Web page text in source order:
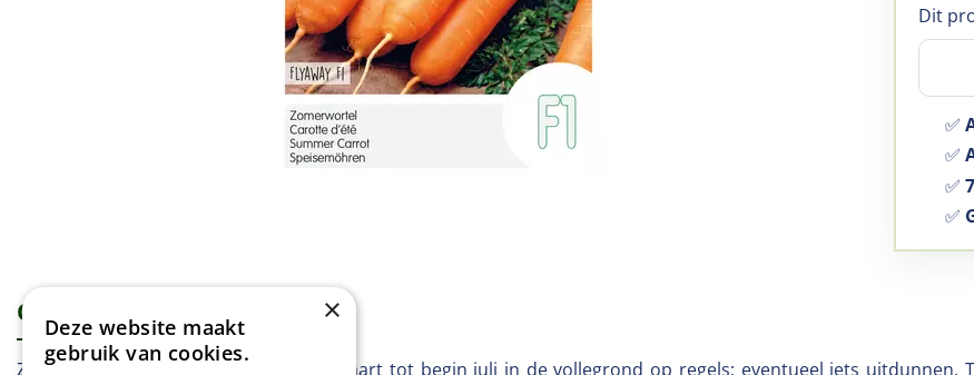
Dit
✅
✅
✅
✅
Omschrijving Specificaties
Zomerwortel - Flyaway F1 Vanaf half maart tot begin juli in de vollegrond op regels; eventueel iets
×
Deze website maakt
gebruik van cookies.